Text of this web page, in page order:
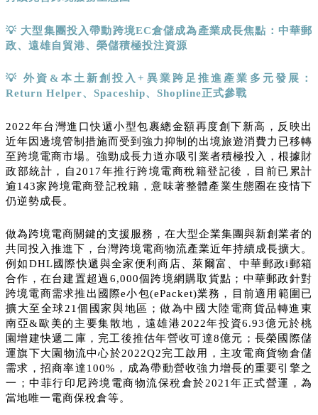
💡 大型集團投入帶動跨境EC倉儲成為產業成長焦點：中華郵
政、遠雄自貿港、榮儲積極投注資源
💡外資 & 本土新創投入+ 異業跨足推進產業多元發展：
Return Helper、 Spaceship、 Shopline正式參戰
2022年台灣進口快遞小型包裹總金額再度創下新高，反映出
近年因邊境管制措施而受到強力抑制的出境旅遊消費力已移轉
至跨境電商市場。強勁成長力道亦吸引業者積極投入，根據財
政部統計，自2017年推行跨境電商稅籍登記後，目前已累計
逾143家跨境電商登記稅籍，意味著整體產業生態圈在疫情下
仍逆勢成長。
做為跨境電商關鍵的支援服務，在大型企業集團與新創業者的
共同投入推進下，台灣跨境電商物流產業近年持續成長擴大。
例如DHL國際快遞與全家便利商店、萊爾富、中華郵政i郵箱
合作，在台建置超過6,000個跨境網購取貨點；中華郵政針對
跨境電商需求推出國際e小包(ePacket)業務，目前適用範圍已
擴大至全球21個國家與地區；做為中國大陸電商貨品轉進東
南亞&歐美的主要集散地，遠雄港2022年投資6.93億元於桃
園增建快遞二庫，完工後推估年營收可達8億元；長榮國際儲
運旗下大園物流中心於2022Q2完工啟用，主攻電商貨物倉儲
需求，招商率達100%，成為帶動營收強力增長的重要引擎之
一；中菲行印尼跨境電商物流保稅倉於2021年正式營運，為
當地唯一電商保稅倉等。